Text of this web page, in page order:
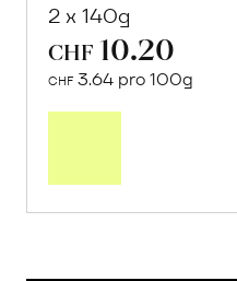
2 x 140g
CHF 10.20
CHF 3.64 pro 100g